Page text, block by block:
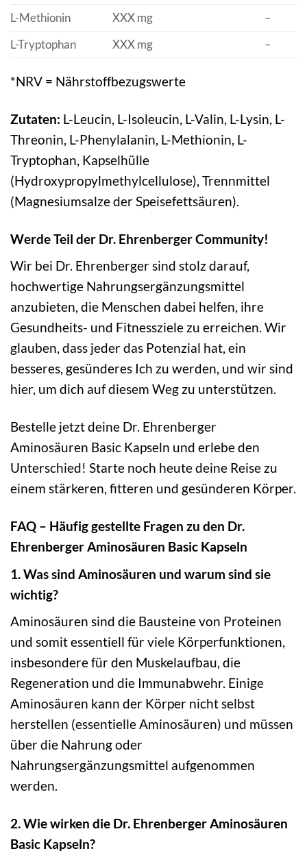
L-Methionin XXX mg
–
L-Tryptophan
XXX mg –
*NRV = Nährstoffbezugswerte
Zutaten: L-Leucin, L-Isoleucin, L-Valin, L-Lysin, L-
Threonin, L-Phenylalanin, L-Methionin, L-
Tryptophan, Kapselhülle
(Hydroxypropylmethylcellulose), Trennmittel
(Magnesiumsalze der Speisefettsäuren).
Werde Teil der Dr. Ehrenberger Community!
Wir bei Dr. Ehrenberger sind stolz darauf,
hochwertige Nahrungsergänzungsmittel
anzubieten, die Menschen dabei helfen, ihre
Gesundheits- und Fitnessziele zu erreichen. Wir
glauben, dass jeder das Potenzial hat, ein
besseres, gesünderes Ich zu werden, und wir sind
hier, um dich auf diesem Weg zu unterstützen.
Bestelle jetzt deine Dr. Ehrenberger
Aminosäuren Basic Kapseln und erlebe den
Unterschied! Starte noch heute deine Reise zu
einem stärkeren, fitteren und gesünderen Körper.
FAQ – Häufig gestellte Fragen zu den Dr.
Ehrenberger Aminosäuren Basic Kapseln
1. Was sind Aminosäuren und warum sind sie
wichtig?
Aminosäuren sind die Bausteine von Proteinen
und somit essentiell für viele Körperfunktionen,
insbesondere für den Muskelaufbau, die
Regeneration und die Immunabwehr. Einige
Aminosäuren kann der Körper nicht selbst
herstellen (essentielle Aminosäuren) und müssen
über die Nahrung oder
Nahrungsergänzungsmittel aufgenommen
werden.
2. Wie wirken die Dr. Ehrenberger Aminosäuren
Basic Kapseln?